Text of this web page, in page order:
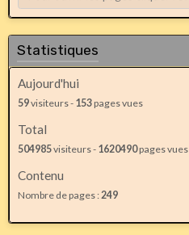
Statistiques
Aujourd'hui
59visiteurs - 153pages vues
Total
504985visiteurs - 1620490pages vues
Contenu
Nombre de pages : 249